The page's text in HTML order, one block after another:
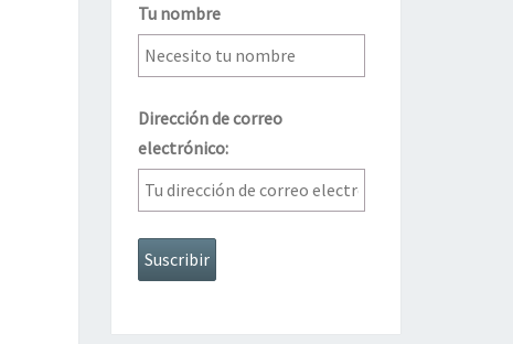
Tu nombre
Dirección de correo
electrónico: